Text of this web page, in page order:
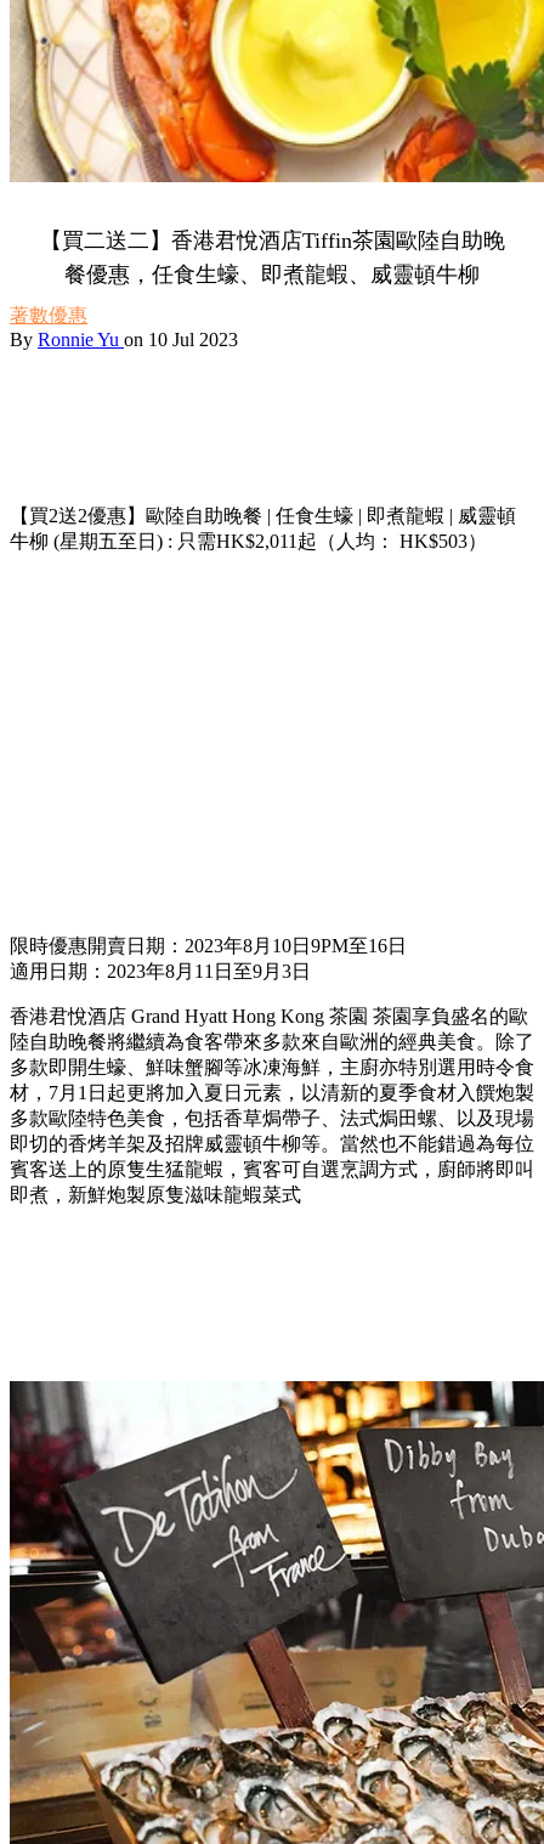
【買二送二】香港君悅酒店Tiffin茶園歐陸自助晚
餐優惠，任食生蠔、即煮龍蝦、威靈頓牛柳
著數優惠
By Ronnie Yu on 10 Jul 2023
【買2送2優惠】歐陸自助晚餐 | 任食生蠔 | 即煮龍蝦 | 威靈頓
牛柳 (星期五至日) : 只需HK$2,011起（人均： HK$503）
限時優惠開賣日期：2023年8月10日9PM至16日
適用日期：2023年8月11日至9月3日
香港君悅酒店 Grand Hyatt Hong Kong 茶園 茶園享負盛名的歐
陸自助晚餐將繼續為食客帶來多款來自歐洲的經典美食。除了
多款即開生蠔、鮮味蟹腳等冰凍海鮮，主廚亦特別選用時令食
材，7月1日起更將加入夏日元素，以清新的夏季食材入饌炮製
多款歐陸特色美食，包括香草焗帶子、法式焗田螺、以及現場
即切的香烤羊架及招牌威靈頓牛柳等。當然也不能錯過為每位
賓客送上的原隻生猛龍蝦，賓客可自選烹調方式，廚師將即叫
即煮，新鮮炮製原隻滋味龍蝦菜式